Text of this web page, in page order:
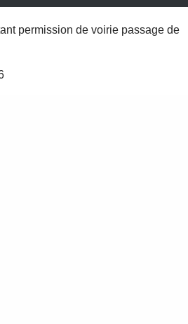
permission de voirie passage de